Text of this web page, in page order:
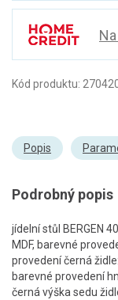
Kód produktu:
Popis
Podrobný popis
jídelní stůl BERGEN
MDF, barevné
provedení černá
barevné provedení
černá výška sedu